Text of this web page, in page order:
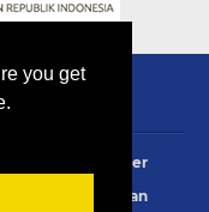
you get
Disclaimer
Langganan